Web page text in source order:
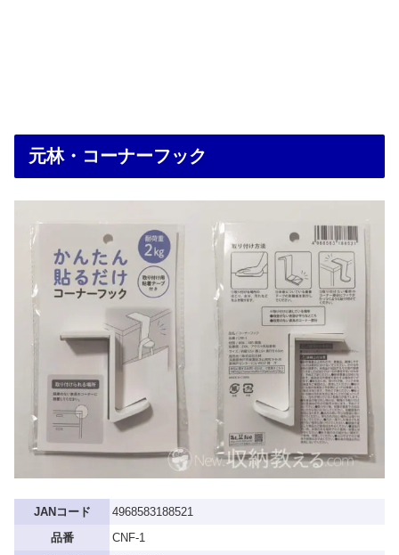
元林・コーナーフック
JANコード
4968583188521
品番
CNF-1